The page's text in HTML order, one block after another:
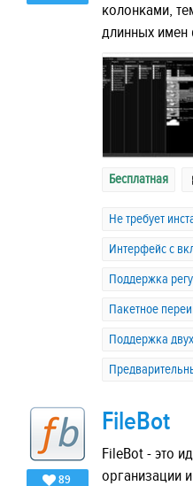
колонками,
длинных имен
Бесплатная
Не требует
Интерфейс с
Поддержка
Пакетное
Поддержка
89
FileBot
FileBot - это
организации